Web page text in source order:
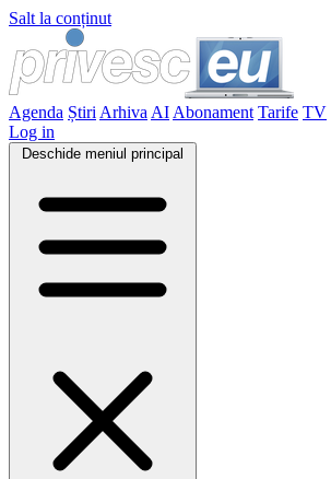
Salt la conținut
Agenda Știri Arhiva AI Abonament Tarife TV
Log in
Deschide meniul principal